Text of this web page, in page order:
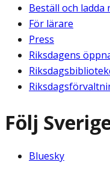
Beställ och ladda
För lärare
Press
Riksdagens
Följ
Bluesky